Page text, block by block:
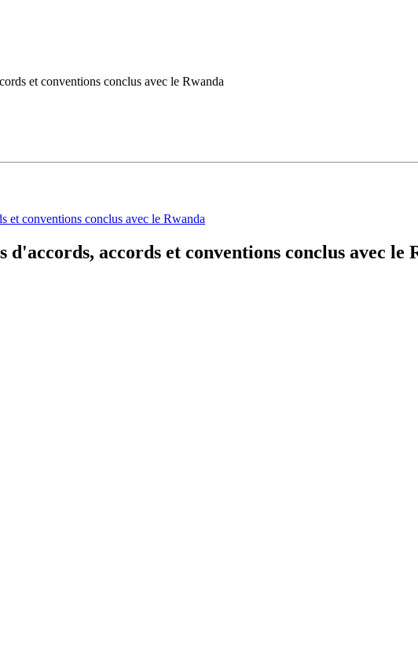
et conventions conclus avec le Rwanda
d'accords, accords et conventions conclus avec le